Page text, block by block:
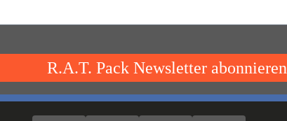
R.A.T. Pack Newsletter abonnieren